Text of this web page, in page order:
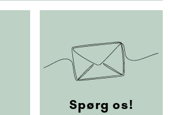
Spørg os!